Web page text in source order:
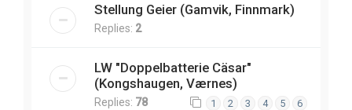
Stellung Geier (Gamvik, Finnmark)
Replies: 2
LW "Doppelbatterie Cäsar"
(Kongshaugen, Værnes)
Replies: 78 1 2 3 4 5 6